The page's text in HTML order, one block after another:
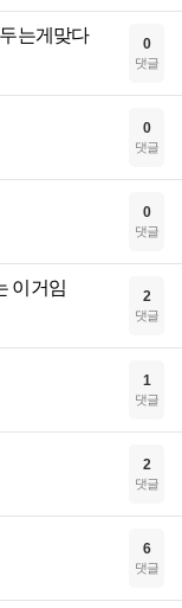
는게맞다 0
댓글
0
댓글
0
댓글
이거임 2
댓글
1
댓글
2
댓글
6
댓글